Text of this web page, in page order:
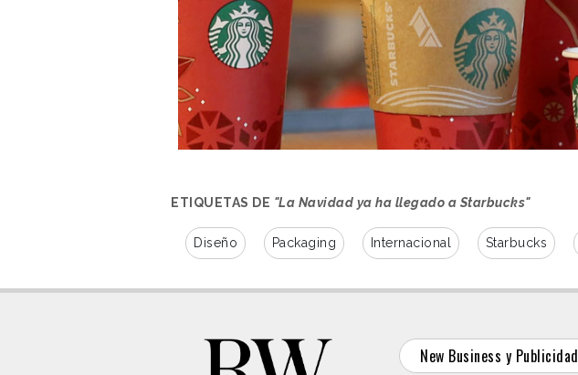
ETIQUETAS DE "La Navidad ya ha llegado a Starbucks"
Diseño Packaging Internacional Starbucks
New Business y Publicidad